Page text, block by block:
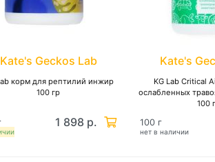
Kate's Geckos Lab
корм для рептилий инжир
100 гр
1 898 р.
Kate's
KG Lab Critical
ослабленных
100
нет в наличии
100 г